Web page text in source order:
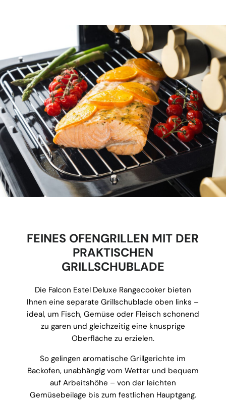
FEINES OFENGRILLEN MIT DER
PRAKTISCHEN
GRILLSCHUBLADE
Die Falcon Estel Deluxe Rangecooker bieten
Ihnen eine separate Grillschublade oben links –
ideal, um Fisch, Gemüse oder Fleisch schonend
zu garen und gleichzeitig eine knusprige
Oberfläche zu erzielen.
So gelingen aromatische Grillgerichte im
Backofen, unabhängig vom Wetter und bequem
auf Arbeitshöhe – von der leichten
Gemüsebeilage bis zum festlichen Hauptgang.